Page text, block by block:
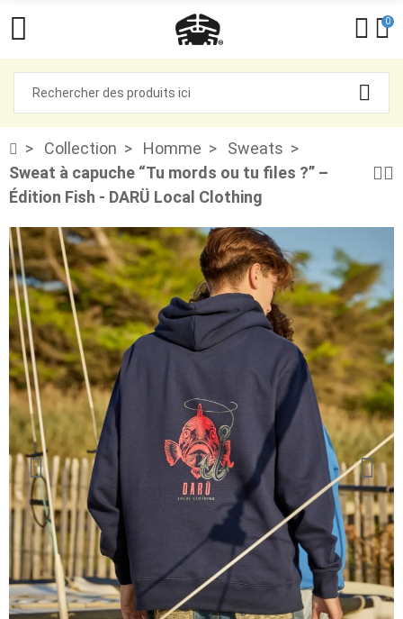
0
Collection Homme
Sweats
Sweat à capuche “Tu mords ou tu files ?” –
Édition Fish - DARÜ Local Clothing